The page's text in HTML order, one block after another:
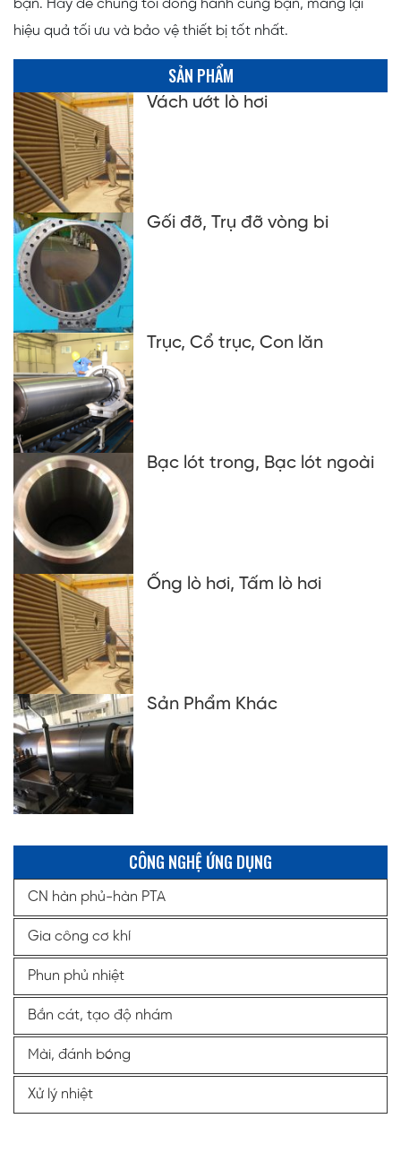
bạn. Hãy để chúng tôi đồng hành cùng bạn, mang lại
hiệu quả tối ưu và bảo vệ thiết bị tốt nhất.
SẢN PHẨM
Vách ướt lò hơi
Gối đỡ, Trụ đỡ vòng bi
Trục, Cổ trục, Con lăn
Bạc lót trong, Bạc lót ngoài
Ống lò hơi, Tấm lò hơi
Sản Phẩm Khác
CÔNG NGHỆ ỨNG DỤNG
CN hàn phủ-hàn PTA
Gia công cơ khí
Phun phủ nhiệt
Bắn cát, tạo độ nhám
Mài, đánh bóng
Xử lý nhiệt